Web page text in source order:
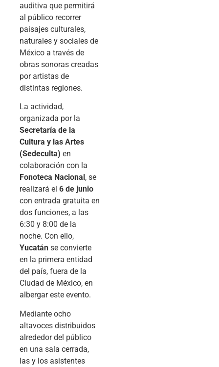
auditiva que permitirá
al público recorrer
paisajes culturales,
naturales y sociales de
México a través de
obras sonoras creadas
por artistas de
distintas regiones.
La actividad,
organizada por la
Secretaría de la
Cultura y las Artes
(Sedeculta) en
colaboración con la
Fonoteca Nacional , se
realizará el 6 de junio
con entrada gratuita en
dos funciones, a las
6:30 y 8:00 de la
noche. Con ello,
Yucatán se convierte
en la primera entidad
del país, fuera de la
Ciudad de México, en
albergar este evento.
Mediante ocho
altavoces distribuidos
alrededor del público
en una sala cerrada,
las y los asistentes